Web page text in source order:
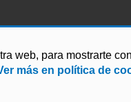
web, para mostrarte
más en política de